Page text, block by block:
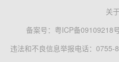
关
备案号： 粤ICP备09109218
违法和不良信息举报电话：0755-